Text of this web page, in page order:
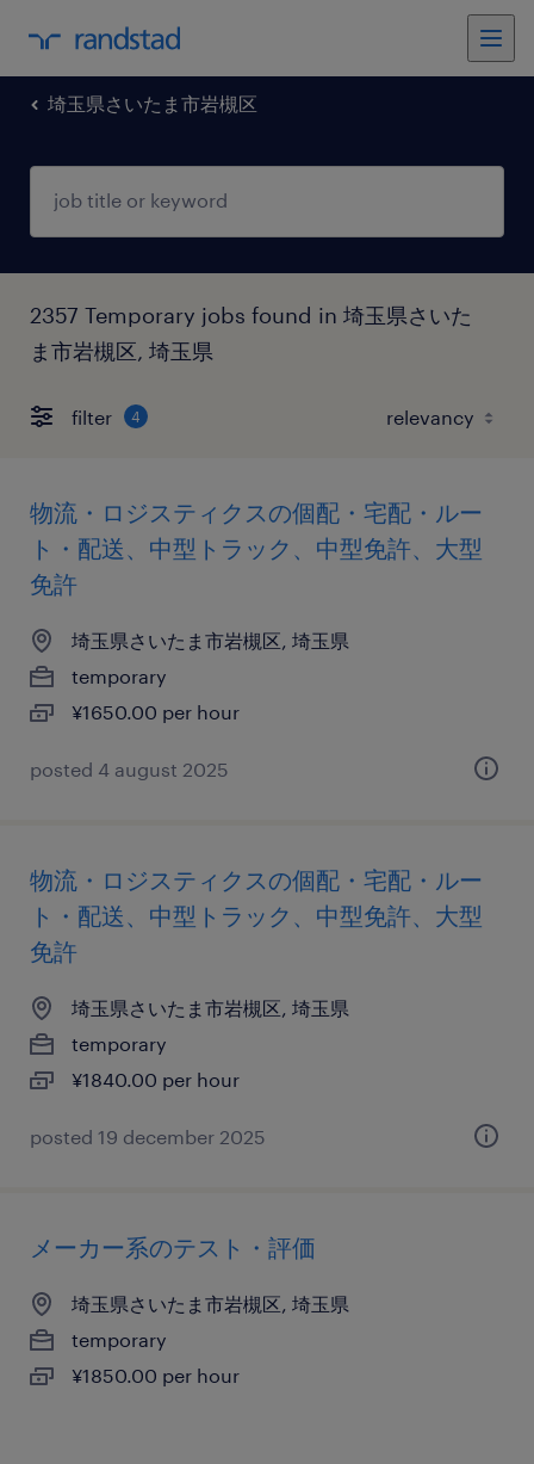
埼玉県さいたま市岩槻区
2357 Temporary jobs found in 埼玉県さいた
ま市岩槻区, 埼玉県
filter 4
物流・ロジスティクスの個配・宅配・ルー
ト・配送、中型トラック、中型免許、大型
免許
埼玉県さいたま市岩槻区, 埼玉県
temporary
¥1650.00 per hour
posted 4 august 2025
物流・ロジスティクスの個配・宅配・ルー
ト・配送、中型トラック、中型免許、大型
免許
埼玉県さいたま市岩槻区, 埼玉県
temporary
¥1840.00 per hour
posted 19 december 2025
メーカー系のテスト・評価
埼玉県さいたま市岩槻区, 埼玉県
temporary
¥1850.00 per hour